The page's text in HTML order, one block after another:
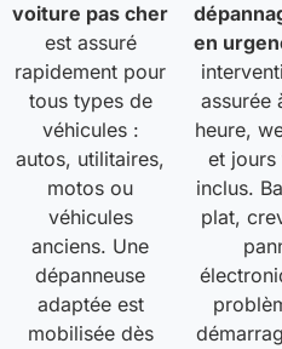
voiture pas cher
est assuré
rapidement pour
tous types de
véhicules :
autos, utilitaires,
motos ou
véhicules
anciens. Une
dépanneuse
adaptée est
mobilisée dès
en
assurée
heure,
et jours
inclus.
plat,